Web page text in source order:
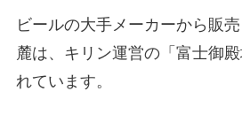
ビールの大手メーカーから販
麓は、キリン運営の「富士御
れています。